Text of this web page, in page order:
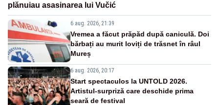
plănuiau asasinarea lui Vučić
6 aug. 2026, 21:39
Vremea a făcut prăpăd după caniculă. Doi
bărbați au murit loviți de trăsnet în râul
Mureș
6 aug. 2026, 20:17
Start spectaculos la UNTOLD 2026.
Artistul-surpriză care deschide prima
seară de festival